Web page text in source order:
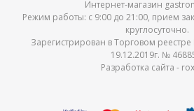
Интернет-магазин
Режим работы: c 9:00 до 21:00, прием
круглосуточно.
Зарегистрирован в Торговом
19.12.2019г. №
Разработка сайта -